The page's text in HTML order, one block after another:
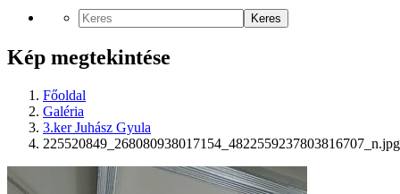
Keres
Kép megtekintése
Főoldal
Galéria
3.ker Juhász Gyula
225520849_268080938017154_4822559237803816707_n.jpg